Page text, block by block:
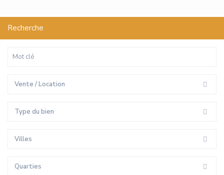
Recherche
Vente / Location
Type du bien
Villes
Quarties